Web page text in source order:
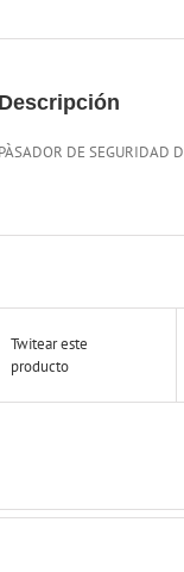
Descripción
PÀSADOR DE SEGURIDAD
Twitear este
producto